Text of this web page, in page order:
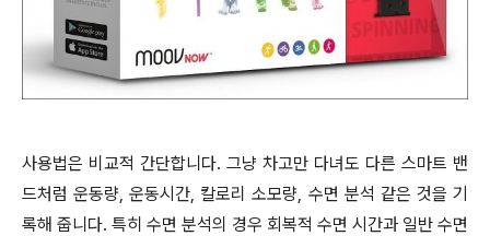
사용법은 비교적 간단합니다. 그냥 차고만 다녀도 다른 스마트 밴
드처럼 운동량, 운동시간, 칼로리 소모량, 수면 분석 같은 것을 기
록해 줍니다. 특히 수면 분석의 경우 회복적 수면 시간과 일반 수면